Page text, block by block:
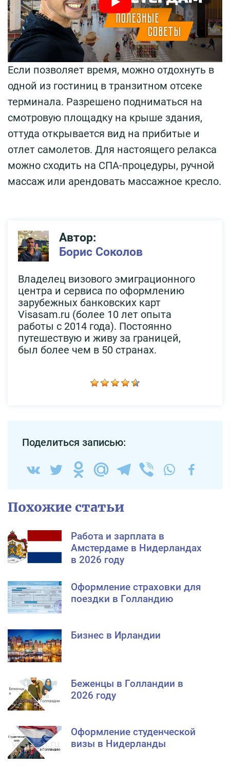
Если позволяет время, можно отдохнуть в
одной из гостиниц в транзитном отсеке
терминала. Разрешено подниматься на
смотровую площадку на крыше здания,
оттуда открывается вид на прибитые и
отлет самолетов. Для настоящего релакса
можно сходить на СПА-процедуры, ручной
массаж или арендовать массажное кресло.
Автор:
Борис Соколов
Владелец визового эмиграционного
центра и сервиса по оформлению
зарубежных банковских карт
Visasam.ru (более 10 лет опыта
работы с 2014 года). Постоянно
путешествую и живу за границей,
был более чем в 50 странах.
Поделиться записью:
Похожие статьи
Работа и зарплата в
Амстердаме в Нидерландах
в 2026 году
Оформление страховки для
поездки в Голландию
Бизнес в Ирландии
Беженцы в Голландии в
2026 году
Оформление студенческой
визы в Нидерланды